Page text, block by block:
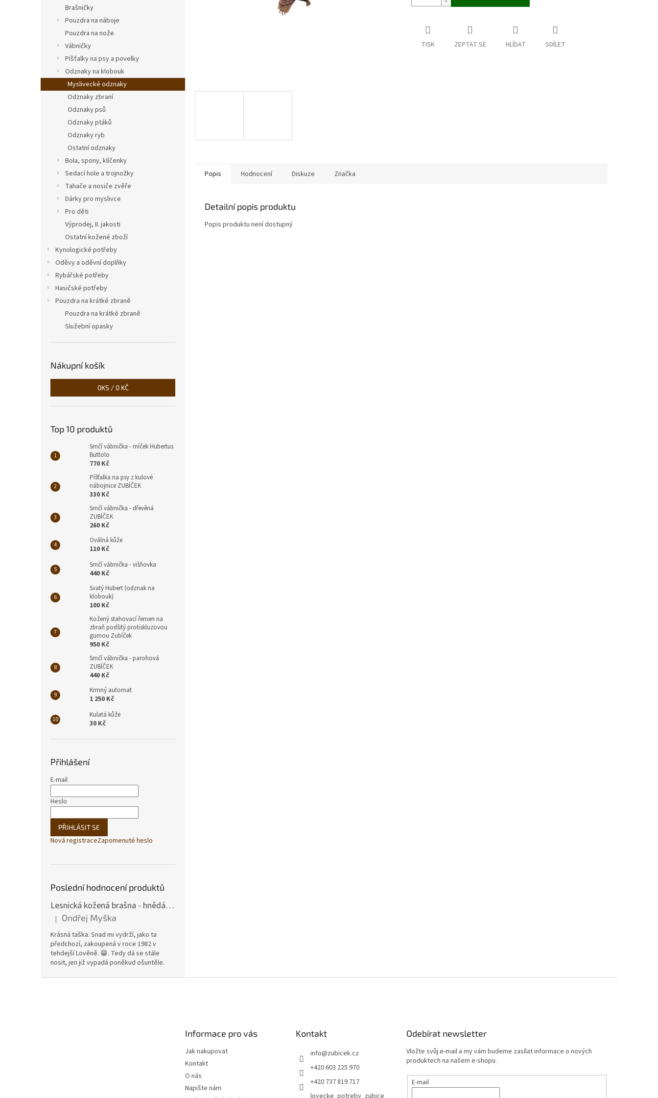
Brašničky
Pouzdra na náboje
Pouzdra na nože
Vábničky
Píšťalky na psy a povelky
Odznaky na klobouk
Myslivecké odznaky
Odznaky zbraní
Odznaky psů
Odznaky ptáků
Odznaky ryb
Ostatní odznaky
Bola, spony, klíčenky
Sedací hole a trojnožky
Tahače a nosiče zvěře
Dárky pro myslivce
Pro děti
Výprodej, II. jakosti
Ostatní kožené zboží
Kynologické potřeby
Oděvy a oděvní doplňky
Rybářské potřeby
Hasičské potřeby
Pouzdra na krátké zbraně
Pouzdra na krátké zbraně
Služební opasky
Nákupní košík
0KS / 0 KČ
Top 10 produktů
Srnčí vábnička - míček Hubertus
Buttolo
770 Kč
Píšťalka na psy z kulové
nábojnice ZUBÍČEK
330 Kč
Srnčí vábnička - dřevěná
ZUBÍČEK
260 Kč
Oválná kůže
110 Kč
Srnčí vábnička - višňovka
440 Kč
Svatý Hubert (odznak na
klobouk)
100 Kč
Kožený stahovací řemen na
zbraň podšitý protiskluzovou
gumou Zubíček
950 Kč
Srnčí vábnička - parohová
ZUBÍČEK
440 Kč
Krmný automat
1 250 Kč
Kulatá kůže
30 Kč
Přihlášení
E-mail
Heslo
PŘIHLÁSIT SE
Nová registraceZapomenuté heslo
Poslední hodnocení produktů
Lesnická kožená brašna - hnědá hovězina
Hodnocení produktu je 5 z 5 hvězdiček.
| Ondřej Myška
Krásná taška. Snad mi vydrží, jako ta
předchozí, zakoupená v roce 1982 v
tehdejší Lověně. 😁. Tedy dá se stále
nosit, jen již vypadá poněkud ošuntěle.
TISK ZEPTAT SE HLÍDAT SDÍLET
Popis Hodnocení Diskuze Značka
Detailní popis produktu
Popis produktu není dostupný
Informace pro vás
Jak nakupovat
Kontakt
O nás
Napište nám
Kontakt
info@zubicek.cz
+420 603 225 970
+420 737 819 717
lovecke_potreby_zubice
Odebírat newsletter
Vložte svůj e-mail a my vám budeme zasílat informace o nových
produktech na našem e-shopu.
E-mail